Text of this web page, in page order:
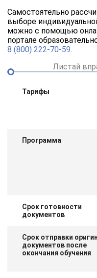
Самостоятельно
выборе
можно с помощью
портале
8 (800) 222-70-59.
Листай
Тарифы
Программа
Срок готовности
документов
Срок отправки
документов после
окончания обучения